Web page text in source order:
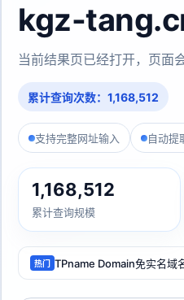
kgz-
当前结果页已经打开，页面
累计查询次数：1,168,512
支持完整网址输入 自动提
1,168,512
累计查询规模
热门 TPname Domain免实名域